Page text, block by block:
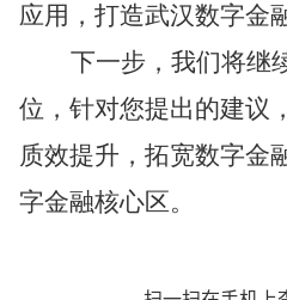
应用，打造武汉数字金
下一步，我们将继
位，针对您提出的建议
质效提升，拓宽数字金
字金融核心区。